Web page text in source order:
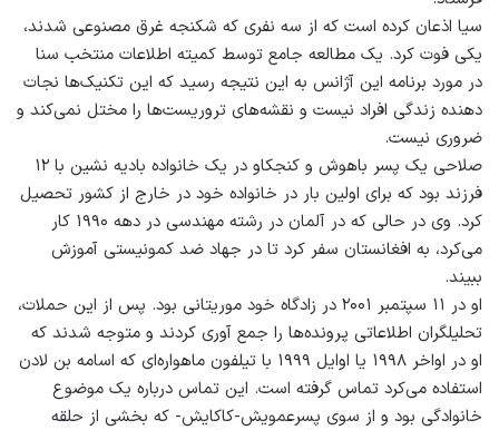
سیا اذعان کرده است که از سه نفری که شکنجه غرق مصنوعی شدند،
یکی فوت کرد. یک مطالعه جامع توسط کمیته اطلاعات منتخب سنا
در مورد برنامه این آژانس به این نتیجه رسید که این تکنیک‌ها نجات
دهنده زندگی افراد نیست و نقشه‌های تروریست‌ها را مختل نمی‌کند و
ضروری نیست.
صلاحی یک پسر باهوش و کنجکاو در یک خانواده بادیه نشین با ۱۲
فرزند بود که برای اولین بار در خانواده خود در خارج از کشور تحصیل
کرد. وی در حالی که در آلمان در رشته مهندسی در دهه ۱۹۹۰ کار
می‌کرد، به افغانستان سفر کرد تا در جهاد ضد کمونیستی آموزش
ببیند.
او در ۱۱ سپتمبر ۲۰۰۱ در زادگاه خود موریتانی بود. پس از این حملات،
تحلیلگران اطلاعاتی پرونده‌ها را جمع آوری کردند و متوجه شدند که
او در اواخر ۱۹۹۸ یا اوایل ۱۹۹۹ با تیلفون ماهواره‌ای که اسامه بن لادن
استفاده می‌کرد تماس گرفته است. این تماس درباره یک موضوع
خانوادگی بود و از سوی پسرعمویش-کاکایش- که بخشی از حلقه